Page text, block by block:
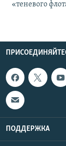
«теневого
ПОДДЕРЖКА